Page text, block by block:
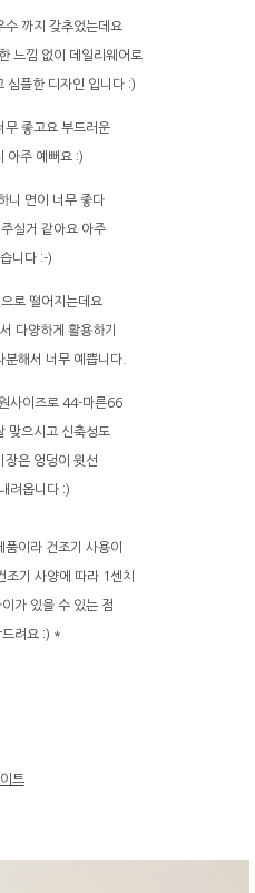
수 까지 갖추었는데요
느낌 없이 데일리웨어로
심플한 디자인 입니다 :)
무 좋고요 부드러운
아주 예뻐요 :)
니 면이 너무 좋다
실거 같아요 아주
니다 :-)
로 떨어지는데요
다양하게 활용하기
해서 너무 예쁩니다.
사이즈로 44-마른66
맞으시고 신축성도
장은 엉덩이 윗선
려옵니다 :)
이라 건조기 사용이
조기 사양에 따라 1센치
가 있을 수 있는 점
드려요 :) *
트